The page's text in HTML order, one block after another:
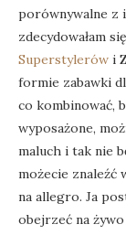
porównywalne z
zdecydowałam
Superstylerów i
formie zabawki
co kombinować,
wyposażone,
maluch i tak nie
możecie znaleźć
na allegro. Ja
obejrzeć na